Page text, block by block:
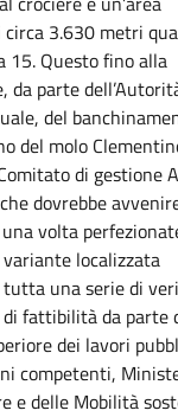
circa 3.630 metri
15. Questo fino alla
da parte
del
del molo
di gestione
dovrebbe
volta
localizzata
una serie di
fattibilità da parte
dei lavori
competenti,
e delle Mobilità